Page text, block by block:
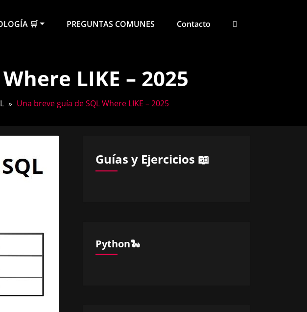
🛒 PREGUNTAS COMUNES Contacto
LIKE – 2025
» Una breve guía de SQL Where LIKE – 2025
Guías y Ejercicios 📖
Python🐍